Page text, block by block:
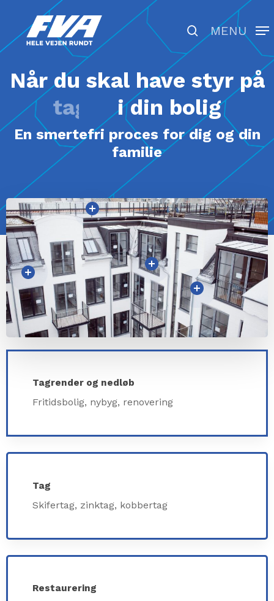
main
content
search
MENU
Når du skal have styr på
taget
i din bolig
En smertefri proces for dig og din
familie
Tagrender og nedløb
Fritidsbolig, nybyg, renovering
Tag
Skifertag, zinktag, kobbertag
Restaurering
Close
Menu